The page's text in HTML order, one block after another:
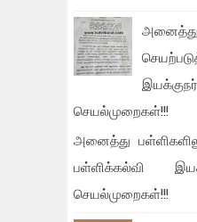
செயல்முறைகள்!!!
அனைத்து
பள்ளிக்கல்வி
செயல்முறைகள்!!!